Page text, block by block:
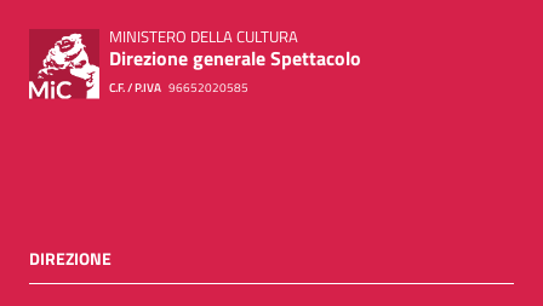
MINISTERO DELLA CULTURA
Direzione generale Spettacolo
C.F. / P.IVA 96652020585
DIREZIONE